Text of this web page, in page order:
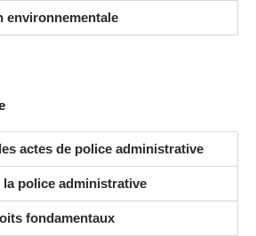
environnementale
actes de police administrative
police administrative
fondamentaux